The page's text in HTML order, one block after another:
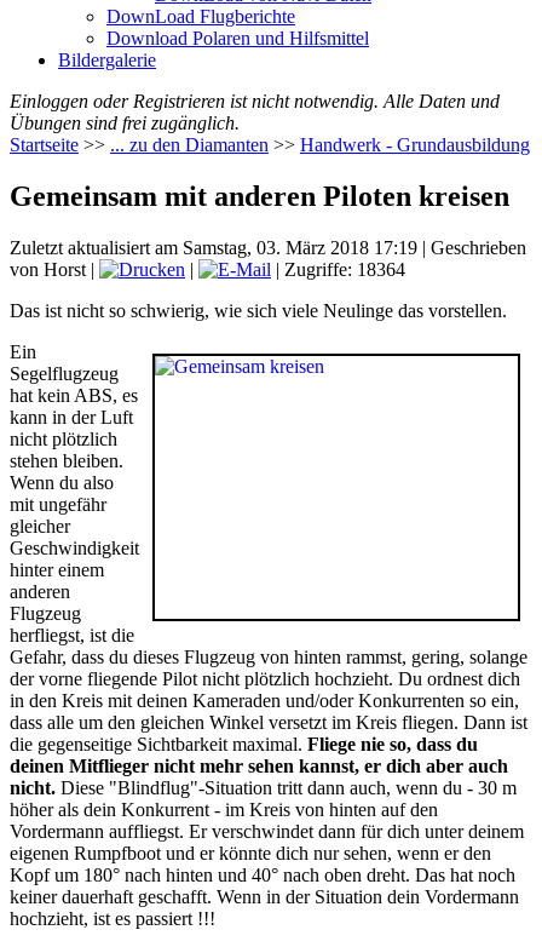
DownLoad Flugberichte
Download Polaren und Hilfsmittel
Bildergalerie
Einloggen oder Registrieren ist nicht notwendig. Alle Daten und
Übungen sind frei zugänglich.
Startseite >> ... zu den Diamanten >> Handwerk - Grundausbildung
Gemeinsam mit anderen Piloten kreisen
Zuletzt aktualisiert am Samstag, 03. März 2018 17:19 | Geschrieben
von Horst | |
| Zugriffe: 18364
Das ist nicht so schwierig, wie sich viele Neulinge das vorstellen.
Ein
Segelflugzeug
hat kein ABS, es
kann in der Luft
nicht plötzlich
stehen bleiben.
Wenn du also
mit ungefähr
gleicher
Geschwindigkeit
hinter einem
anderen
Flugzeug
herfliegst, ist die
Gefahr, dass du dieses Flugzeug von hinten rammst, gering, solange
der vorne fliegende Pilot nicht plötzlich hochzieht. Du ordnest dich
in den Kreis mit deinen Kameraden und/oder Konkurrenten so ein,
dass alle um den gleichen Winkel versetzt im Kreis fliegen. Dann ist
die gegenseitige Sichtbarkeit maximal. Fliege nie so, dass du
deinen Mitflieger nicht mehr sehen kannst, er dich aber auch
nicht. Diese "Blindflug"-Situation tritt dann auch, wenn du - 30 m
höher als dein Konkurrent - im Kreis von hinten auf den
Vordermann auffliegst. Er verschwindet dann für dich unter deinem
eigenen Rumpfboot und er könnte dich nur sehen, wenn er den
Kopf um 180° nach hinten und 40° nach oben dreht. Das hat noch
keiner dauerhaft geschafft. Wenn in der Situation dein Vordermann
hochzieht, ist es passiert !!!